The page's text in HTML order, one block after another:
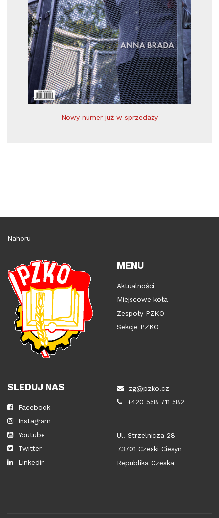
Nowy numer już w sprzedaży
Nahoru
MENU
Aktualności
Miejscowe koła
Zespoły PZKO
Sekcje PZKO
SLEDUJ NAS
Facebook
Instagram
Youtube
Twitter
Linkedin
zg@pzko.cz
+420 558 711 582
Ul. Strzelnicza 28
73701 Czeski Ciesyn
Republika Czeska